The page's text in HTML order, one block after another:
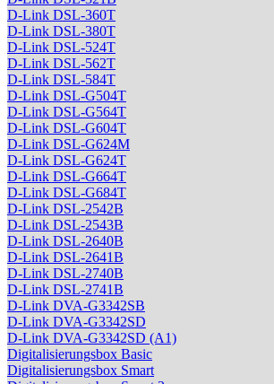
D-Link DSL-360T
D-Link DSL-380T
D-Link DSL-524T
D-Link DSL-562T
D-Link DSL-584T
D-Link DSL-G504T
D-Link DSL-G564T
D-Link DSL-G604T
D-Link DSL-G624M
D-Link DSL-G624T
D-Link DSL-G664T
D-Link DSL-G684T
D-Link DSL-2542B
D-Link DSL-2543B
D-Link DSL-2640B
D-Link DSL-2641B
D-Link DSL-2740B
D-Link DSL-2741B
D-Link DVA-G3342SB
D-Link DVA-G3342SD
D-Link DVA-G3342SD (A1)
Digitalisierungsbox Basic
Digitalisierungsbox Smart